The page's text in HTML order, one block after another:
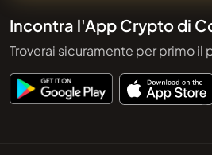
Incontra l'App Crypto di
Troverai sicuramente per primo il